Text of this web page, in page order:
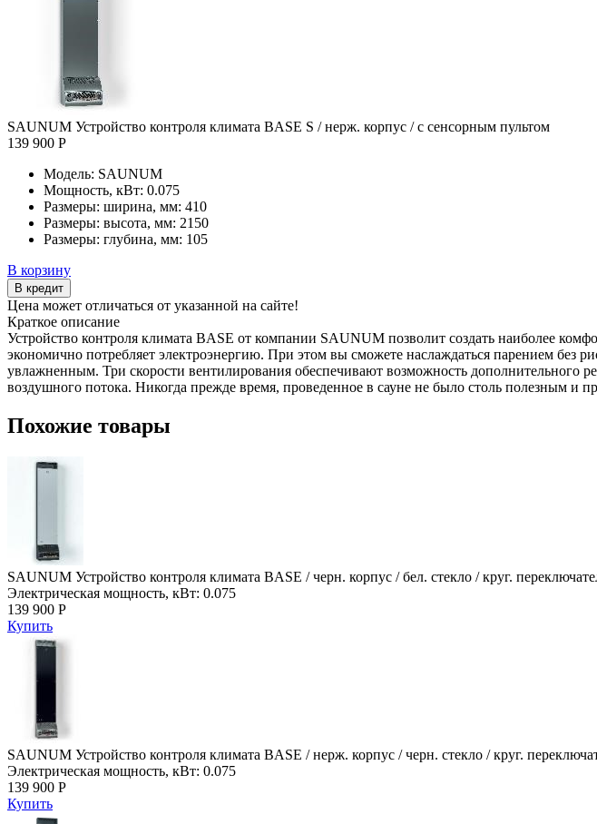
SAUNUM Устройство контроля климата BASE S / нерж. корпус / c сенсорным пультом
139 900 Р
Модель: SAUNUM
Мощность, кВт: 0.075
Размеры: ширина, мм: 410
Размеры: высота, мм: 2150
Размеры: глубина, мм: 105
В корзину
В кредит
Цена может отличаться от указанной на сайте!
Краткое описание
Устройство контроля климата BASE от компании SAUNUM позволит создать наиболее
экономично потребляет электроэнергию. При этом вы сможете наслаждаться парением без
увлажненным. Три скорости вентилирования обеспечивают возможность дополнительного
воздушного потока. Никогда прежде время, проведенное в сауне не было столь полезным и
Похожие товары
SAUNUM Устройство контроля климата BASE / черн. корпус / бел. стекло / круг.
Электрическая мощность, кВт: 0.075
139 900 Р
Купить
SAUNUM Устройство контроля климата BASE / нерж. корпус / черн. стекло / круг.
Электрическая мощность, кВт: 0.075
139 900 Р
Купить